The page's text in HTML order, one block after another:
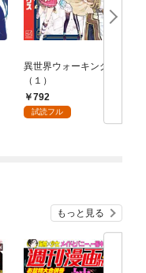
異世界ウォーキング
（１）
792
試読フル
もっと見る